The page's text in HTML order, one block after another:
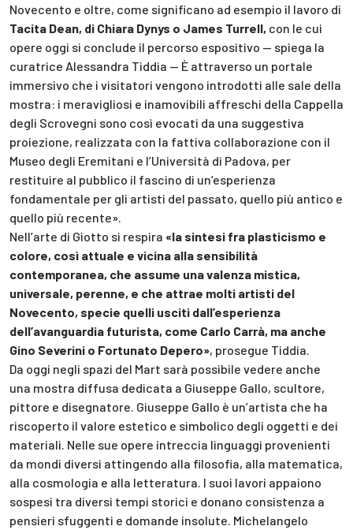
Novecento e oltre, come significano ad esempio il lavoro di
Tacita Dean, di Chiara Dynys o James Turrell, con le cui
opere oggi si conclude il percorso espositivo — spiega la
curatrice Alessandra Tiddia — È attraverso un portale
immersivo che i visitatori vengono introdotti alle sale della
mostra: i meravigliosi e inamovibili affreschi della Cappella
degli Scrovegni sono così evocati da una suggestiva
proiezione, realizzata con la fattiva collaborazione con il
Museo degli Eremitani e l’Università di Padova, per
restituire al pubblico il fascino di un’esperienza
fondamentale per gli artisti del passato, quello più antico e
quello più recente».
Nell’arte di Giotto si respira «la sintesi fra plasticismo e
colore, così attuale e vicina alla sensibilità
contemporanea, che assume una valenza mistica,
universale, perenne, e che attrae molti artisti del
Novecento, specie quelli usciti dall’esperienza
dell’avanguardia futurista, come Carlo Carrà, ma anche
Gino Severini o Fortunato Depero», prosegue Tiddia.
Da oggi negli spazi del Mart sarà possibile vedere anche
una mostra diffusa dedicata a Giuseppe Gallo, scultore,
pittore e disegnatore. Giuseppe Gallo è un’artista che ha
riscoperto il valore estetico e simbolico degli oggetti e dei
materiali. Nelle sue opere intreccia linguaggi provenienti
da mondi diversi attingendo alla filosofia, alla matematica,
alla cosmologia e alla letteratura. I suoi lavori appaiono
sospesi tra diversi tempi storici e donano consistenza a
pensieri sfuggenti e domande insolute. Michelangelo